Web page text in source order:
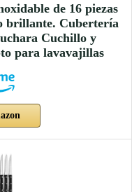
de 16 piezas
brillante. Cubertería
Cuchillo y
para lavavajillas